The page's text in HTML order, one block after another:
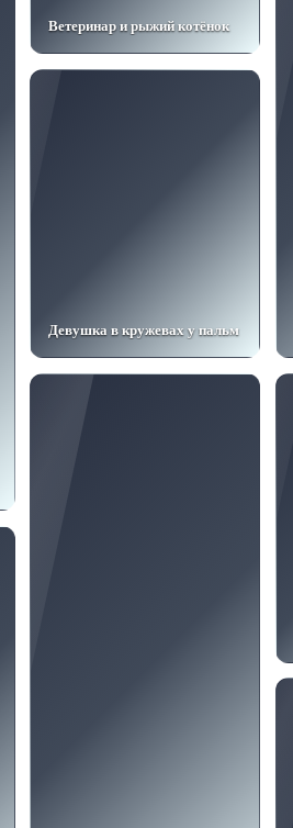
Ветеринар и рыжий котёнок
Девушка в кружевах у пальм